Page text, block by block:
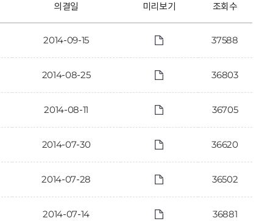
의결일 미리보기 조회수
2014-09-15 37588
2014-08-25 36803
2014-08-11 36705
2014-07-30 36620
2014-07-28 36502
2014-07-14 36881